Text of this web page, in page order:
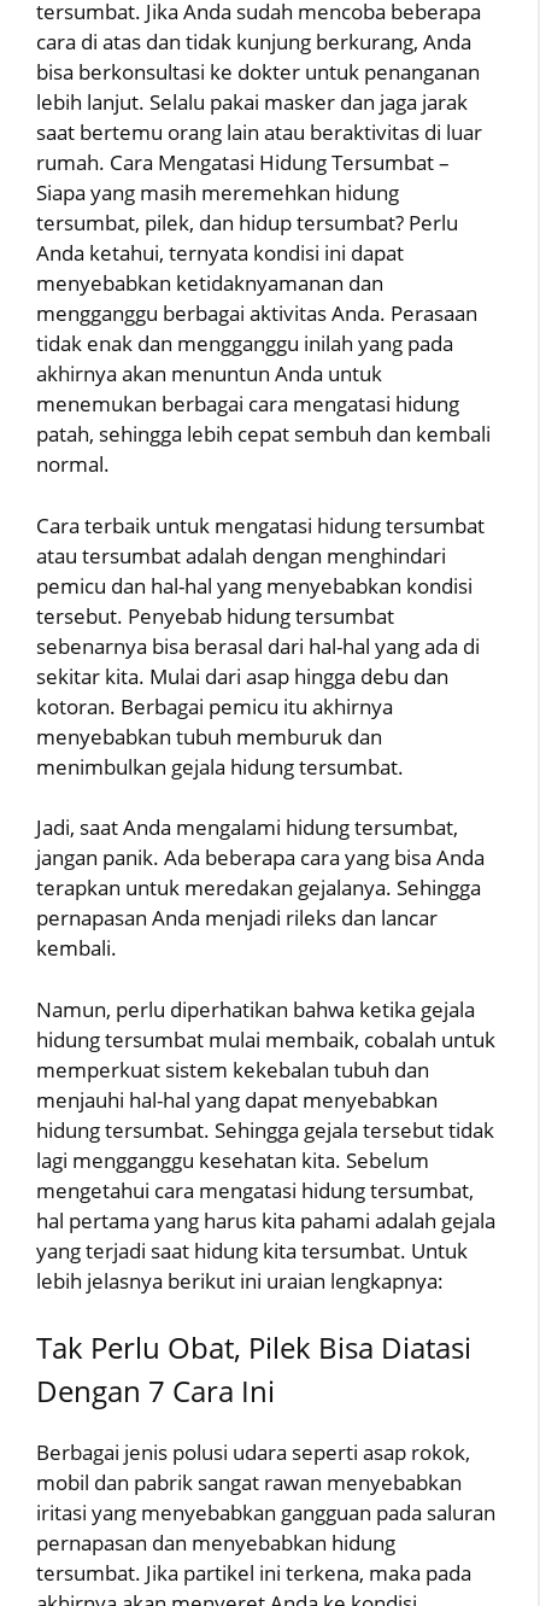
tersumbat. Jika Anda sudah mencoba beberapa
cara di atas dan tidak kunjung berkurang, Anda
bisa berkonsultasi ke dokter untuk penanganan
lebih lanjut. Selalu pakai masker dan jaga jarak
saat bertemu orang lain atau beraktivitas di luar
rumah. Cara Mengatasi Hidung Tersumbat –
Siapa yang masih meremehkan hidung
tersumbat, pilek, dan hidup tersumbat? Perlu
Anda ketahui, ternyata kondisi ini dapat
menyebabkan ketidaknyamanan dan
mengganggu berbagai aktivitas Anda. Perasaan
tidak enak dan mengganggu inilah yang pada
akhirnya akan menuntun Anda untuk
menemukan berbagai cara mengatasi hidung
patah, sehingga lebih cepat sembuh dan kembali
normal.
Cara terbaik untuk mengatasi hidung tersumbat
atau tersumbat adalah dengan menghindari
pemicu dan hal-hal yang menyebabkan kondisi
tersebut. Penyebab hidung tersumbat
sebenarnya bisa berasal dari hal-hal yang ada di
sekitar kita. Mulai dari asap hingga debu dan
kotoran. Berbagai pemicu itu akhirnya
menyebabkan tubuh memburuk dan
menimbulkan gejala hidung tersumbat.
Jadi, saat Anda mengalami hidung tersumbat,
jangan panik. Ada beberapa cara yang bisa Anda
terapkan untuk meredakan gejalanya. Sehingga
pernapasan Anda menjadi rileks dan lancar
kembali.
Namun, perlu diperhatikan bahwa ketika gejala
hidung tersumbat mulai membaik, cobalah untuk
memperkuat sistem kekebalan tubuh dan
menjauhi hal-hal yang dapat menyebabkan
hidung tersumbat. Sehingga gejala tersebut tidak
lagi mengganggu kesehatan kita. Sebelum
mengetahui cara mengatasi hidung tersumbat,
hal pertama yang harus kita pahami adalah gejala
yang terjadi saat hidung kita tersumbat. Untuk
lebih jelasnya berikut ini uraian lengkapnya:
Tak Perlu Obat, Pilek Bisa Diatasi
Dengan 7 Cara Ini
Berbagai jenis polusi udara seperti asap rokok,
mobil dan pabrik sangat rawan menyebabkan
iritasi yang menyebabkan gangguan pada saluran
pernapasan dan menyebabkan hidung
tersumbat. Jika partikel ini terkena, maka pada